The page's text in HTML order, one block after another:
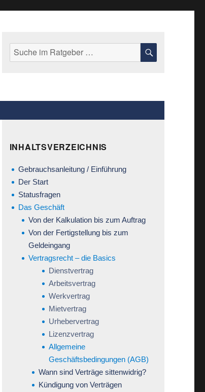
Suche
nach:
INHALTSVERZEICHNIS
Gebrauchsanleitung / Einführung
Der Start
Statusfragen
Das Geschäft
Von der Kalkulation bis zum Auftrag
Von der Fertigstellung bis zum
Geldeingang
Vertragsrecht – die Basics
Dienstvertrag
Arbeitsvertrag
Werkvertrag
Mietvertrag
Urhebervertrag
Lizenzvertrag
Allgemeine
Geschäftsbedingungen (AGB)
Wann sind Verträge sittenwidrig?
Kündigung von Verträgen